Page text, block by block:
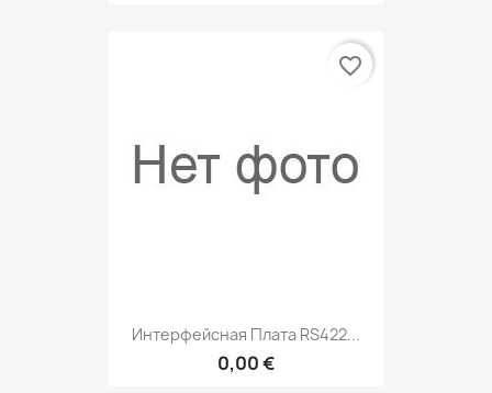
Интерфейсная Плата RS422...
0,00 €
favorite_border